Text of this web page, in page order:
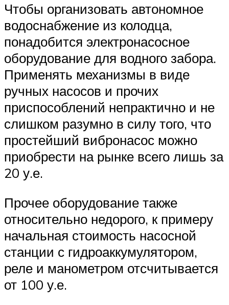
Чтобы организовать автономное
водоснабжение из колодца,
понадобится электронасосное
оборудование для водного забора.
Применять механизмы в виде
ручных насосов и прочих
приспособлений непрактично и не
слишком разумно в силу того, что
простейший вибронасос можно
приобрести на рынке всего лишь за
20 у.е.
Прочее оборудование также
относительно недорого, к примеру
начальная стоимость насосной
станции с гидроаккумулятором,
реле и манометром отсчитывается
от 100 у.е.